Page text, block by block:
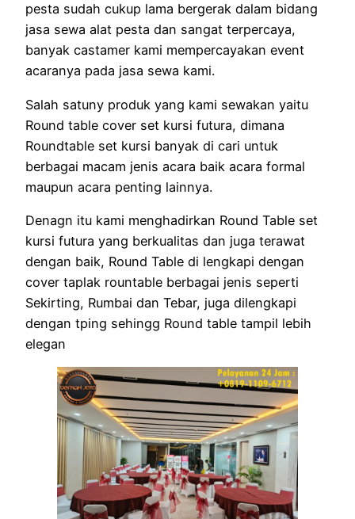
pesta sudah cukup lama bergerak dalam bidang
jasa sewa alat pesta dan sangat terpercaya,
banyak castamer kami mempercayakan event
acaranya pada jasa sewa kami.
Salah satuny produk yang kami sewakan yaitu
Round table cover set kursi futura, dimana
Roundtable set kursi banyak di cari untuk
berbagai macam jenis acara baik acara formal
maupun acara penting lainnya.
Denagn itu kami menghadirkan Round Table set
kursi futura yang berkualitas dan juga terawat
dengan baik, Round Table di lengkapi dengan
cover taplak rountable berbagai jenis seperti
Sekirting, Rumbai dan Tebar, juga dilengkapi
dengan tping sehingg Round table tampil lebih
elegan